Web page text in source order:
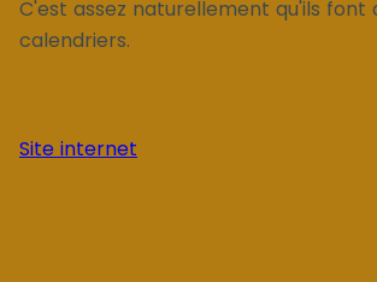
C'est assez naturellement qu'ils font
calendriers.
Site internet